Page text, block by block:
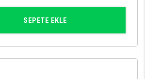
SEPETE EKLE